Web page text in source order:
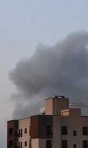
#Thời sự
#Tội phạm
#Hình sự